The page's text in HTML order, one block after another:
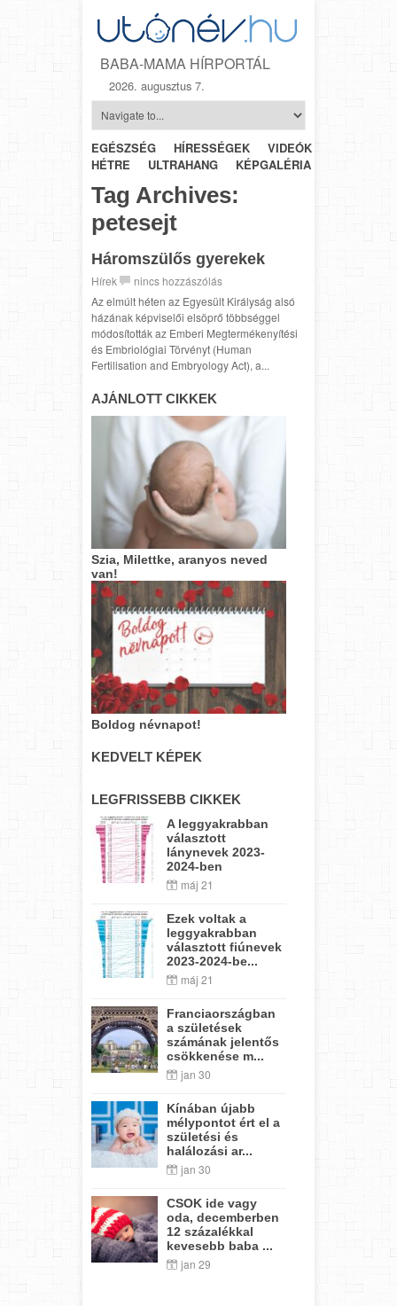
BABA-MAMA HÍRPORTÁL
2026. augusztus 7.
EGÉSZSÉG HÍRESSÉGEK VIDEÓK
HÉTRŐL-
HÉTRE
ULTRAHANG KÉPGALÉRIA
Tag Archives:
petesejt
Háromszülős gyerekek
Hírek
nincs hozzászólás
Az elmúlt héten az Egyesült Királyság alsó
házának képviselői elsöprő többséggel
módosították az Emberi Megtermékenyítési
és Embriológiai Törvényt (Human
Fertilisation and Embryology Act), a...
AJÁNLOTT CIKKEK
Szia, Milettke, aranyos neved
van!
Boldog névnapot!
KEDVELT KÉPEK
LEGFRISSEBB CIKKEK
A leggyakrabban
választott
lánynevek 2023-
2024-ben
máj 21
Ezek voltak a
leggyakrabban
választott fiúnevek
2023-2024-be...
máj 21
Franciaországban
a születések
számának jelentős
csökkenése m...
jan 30
Kínában újabb
mélypontot ért el a
születési és
halálozási ar...
jan 30
CSOK ide vagy
oda, decemberben
12 százalékkal
kevesebb baba ...
jan 29